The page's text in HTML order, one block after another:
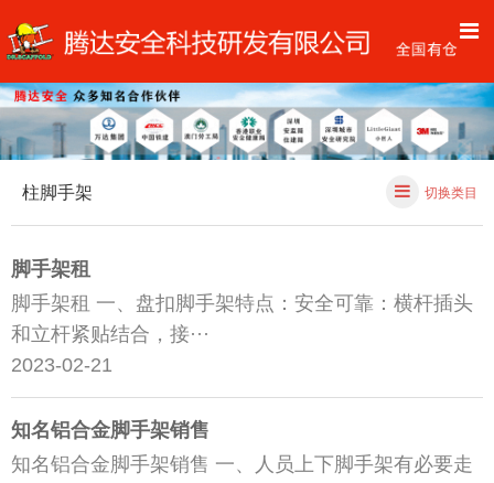
柱脚手架 切换类目
脚手架租
脚手架租 一、盘扣脚手架特点：安全可靠：横杆插头
和立杆紧贴结合，接···
2023-02-21
知名铝合金脚手架销售
知名铝合金脚手架销售 一、人员上下脚手架有必要走